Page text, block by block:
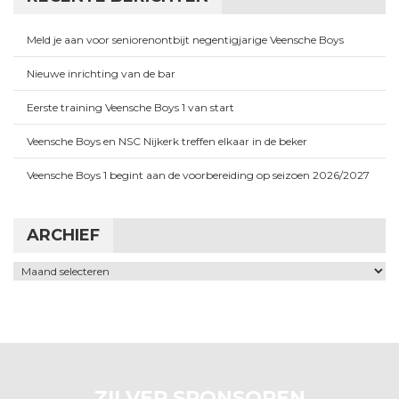
Meld je aan voor seniorenontbijt negentigjarige Veensche Boys
Nieuwe inrichting van de bar
Eerste training Veensche Boys 1 van start
Veensche Boys en NSC Nijkerk treffen elkaar in de beker
Veensche Boys 1 begint aan de voorbereiding op seizoen 2026/2027
ARCHIEF
Archief